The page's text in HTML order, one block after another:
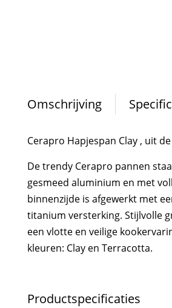
Omschrijving
Cerapro Hapjespan Clay , uit
De trendy Cerapro pannen
gesmeed aluminium en met
binnenzijde is afgewerkt met
titanium versterking. Stijlvolle
een vlotte en veilige
kleuren: Clay en Terracotta.
Productspecificaties